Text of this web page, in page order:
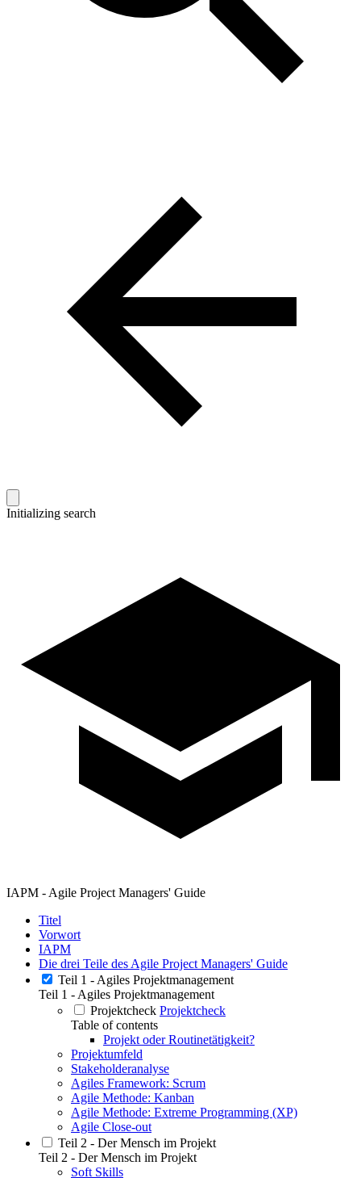
Initializing search
IAPM - Agile Project Managers' Guide
Titel
Vorwort
IAPM
Die drei Teile des Agile Project Managers' Guide
Teil 1 - Agiles Projektmanagement
Teil 1 - Agiles Projektmanagement
Projektcheck Projektcheck
Table of contents
Projekt oder Routinetätigkeit?
Projektumfeld
Stakeholderanalyse
Agiles Framework: Scrum
Agile Methode: Kanban
Agile Methode: Extreme Programming (XP)
Agile Close-out
Teil 2 - Der Mensch im Projekt
Teil 2 - Der Mensch im Projekt
Soft Skills